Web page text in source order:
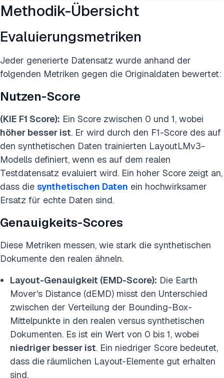
Methodik-Übersicht
Evaluierungsmetriken
Jeder generierte Datensatz wurde anhand der
folgenden Metriken gegen die Originaldaten bewertet:
Nutzen-Score
(KIE F1 Score): Ein Score zwischen 0 und 1, wobei
höher besser ist. Er wird durch den F1-Score des auf
den synthetischen Daten trainierten LayoutLMv3-
Modells definiert, wenn es auf dem realen
Testdatensatz evaluiert wird. Ein hoher Score zeigt an,
dass die synthetischen Daten ein hochwirksamer
Ersatz für echte Daten sind.
Genauigkeits-Scores
Diese Metriken messen, wie stark die synthetischen
Dokumente den realen ähneln.
Layout-Genauigkeit (EMD-Score): Die Earth
Mover's Distance (dEMD) misst den Unterschied
zwischen der Verteilung der Bounding-Box-
Mittelpunkte in den realen versus synthetischen
Dokumenten. Es ist ein Wert von 0 bis 1, wobei
niedriger besser ist. Ein niedriger Score bedeutet,
dass die räumlichen Layout-Elemente gut erhalten
sind.